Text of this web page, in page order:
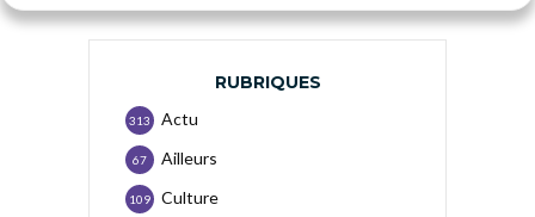
RUBRIQUES
Actu
313
Ailleurs
67
Culture
109